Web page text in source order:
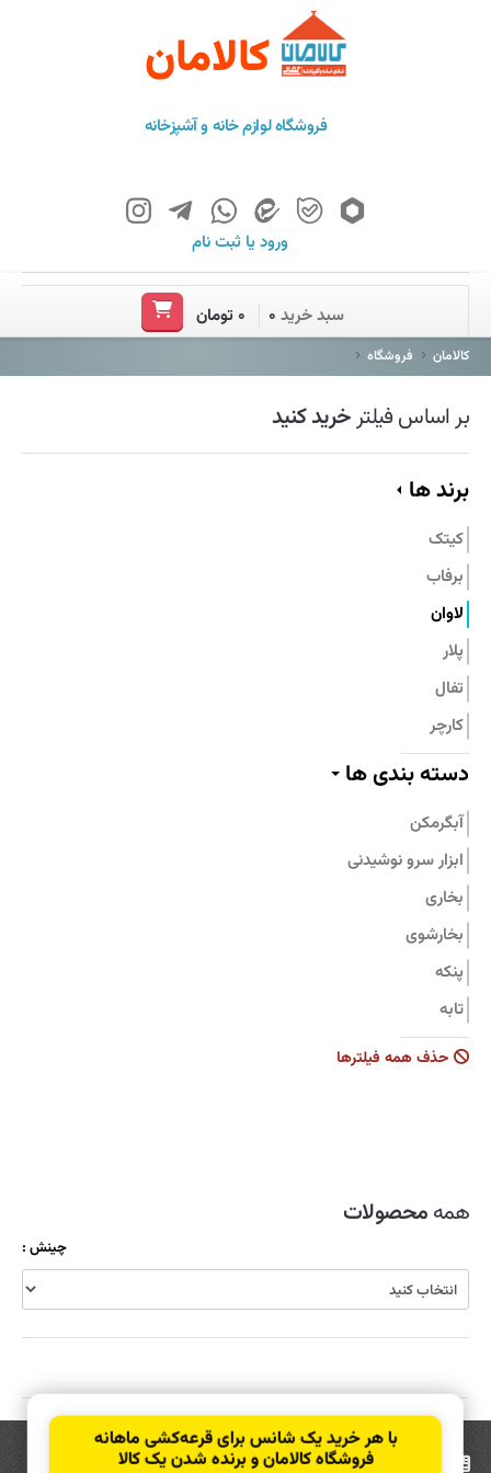
کالامان
فروشگاه لوازم خانه و آشپزخانه
ورودیا ثبت نام
فروشگاه
باشگاه مشتریان
درباره ما
سبد خرید ۰ ۰ تومان
کالامان فروشگاه
بر اساس فیلترخرید کنید
برند ها
کیتک
برفاب
لاوان
پلار
تفال
کارچر
پیلو
بامبوم
نیچی
پارس استیل
جنرال فیت
دسته بندی ها
آبگرمکن
ابزار سرو نوشیدنی
بخاری
بخارشوی
پنکه
تابه
جاروبرقی
ظروف نگهدارنده
قابلمه
قاشق و چنگال
کولر
کتری و قوری
کیک پز
حذف همه فیلترها
همهمحصولات
چینش :
عضویت در خبرنامه
با هر خرید یک شانس برای قرعه‌کشی ماهانه
فروشگاه کالامان و برنده شدن یک کالا